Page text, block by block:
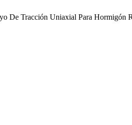
De Tracción Uniaxial Para Hormigón